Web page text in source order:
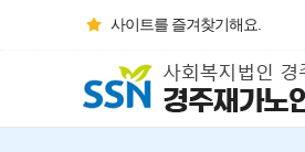
사이트를 즐겨찾기해요.